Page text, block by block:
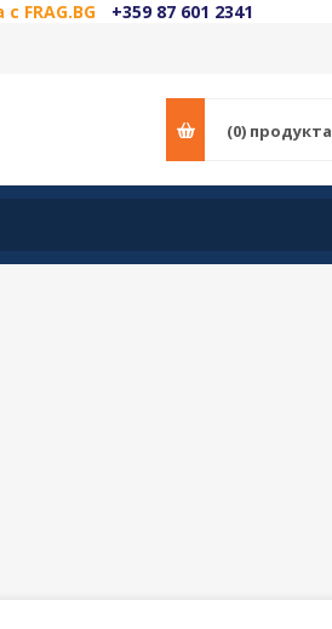
FRAG.BG
+359 87 601 2341
(0) продукта